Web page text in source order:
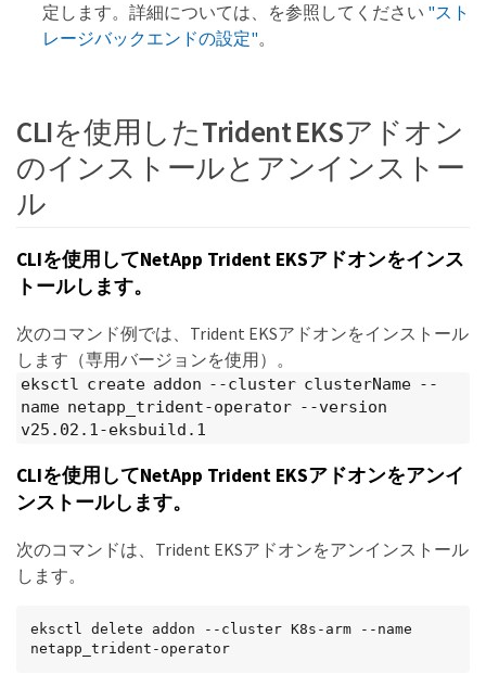
定します。詳細については、を参照してください "スト
レージバックエンドの設定"。
CLIを使用したTrident EKSアドオン
のインストールとアンインストー
ル
CLIを使用してNetApp Trident EKSアドオンをインス
トールします。
次のコマンド例では、Trident EKSアドオンをインストール
します（専用バージョンを使用）。
eksctl create addon --cluster clusterName --
name netapp_trident-operator --version
v25.02.1-eksbuild.1
CLIを使用してNetApp Trident EKSアドオンをアンイ
ンストールします。
次のコマンドは、Trident EKSアドオンをアンインストール
します。
eksctl delete addon --cluster K8s-arm --name
netapp_trident-operator